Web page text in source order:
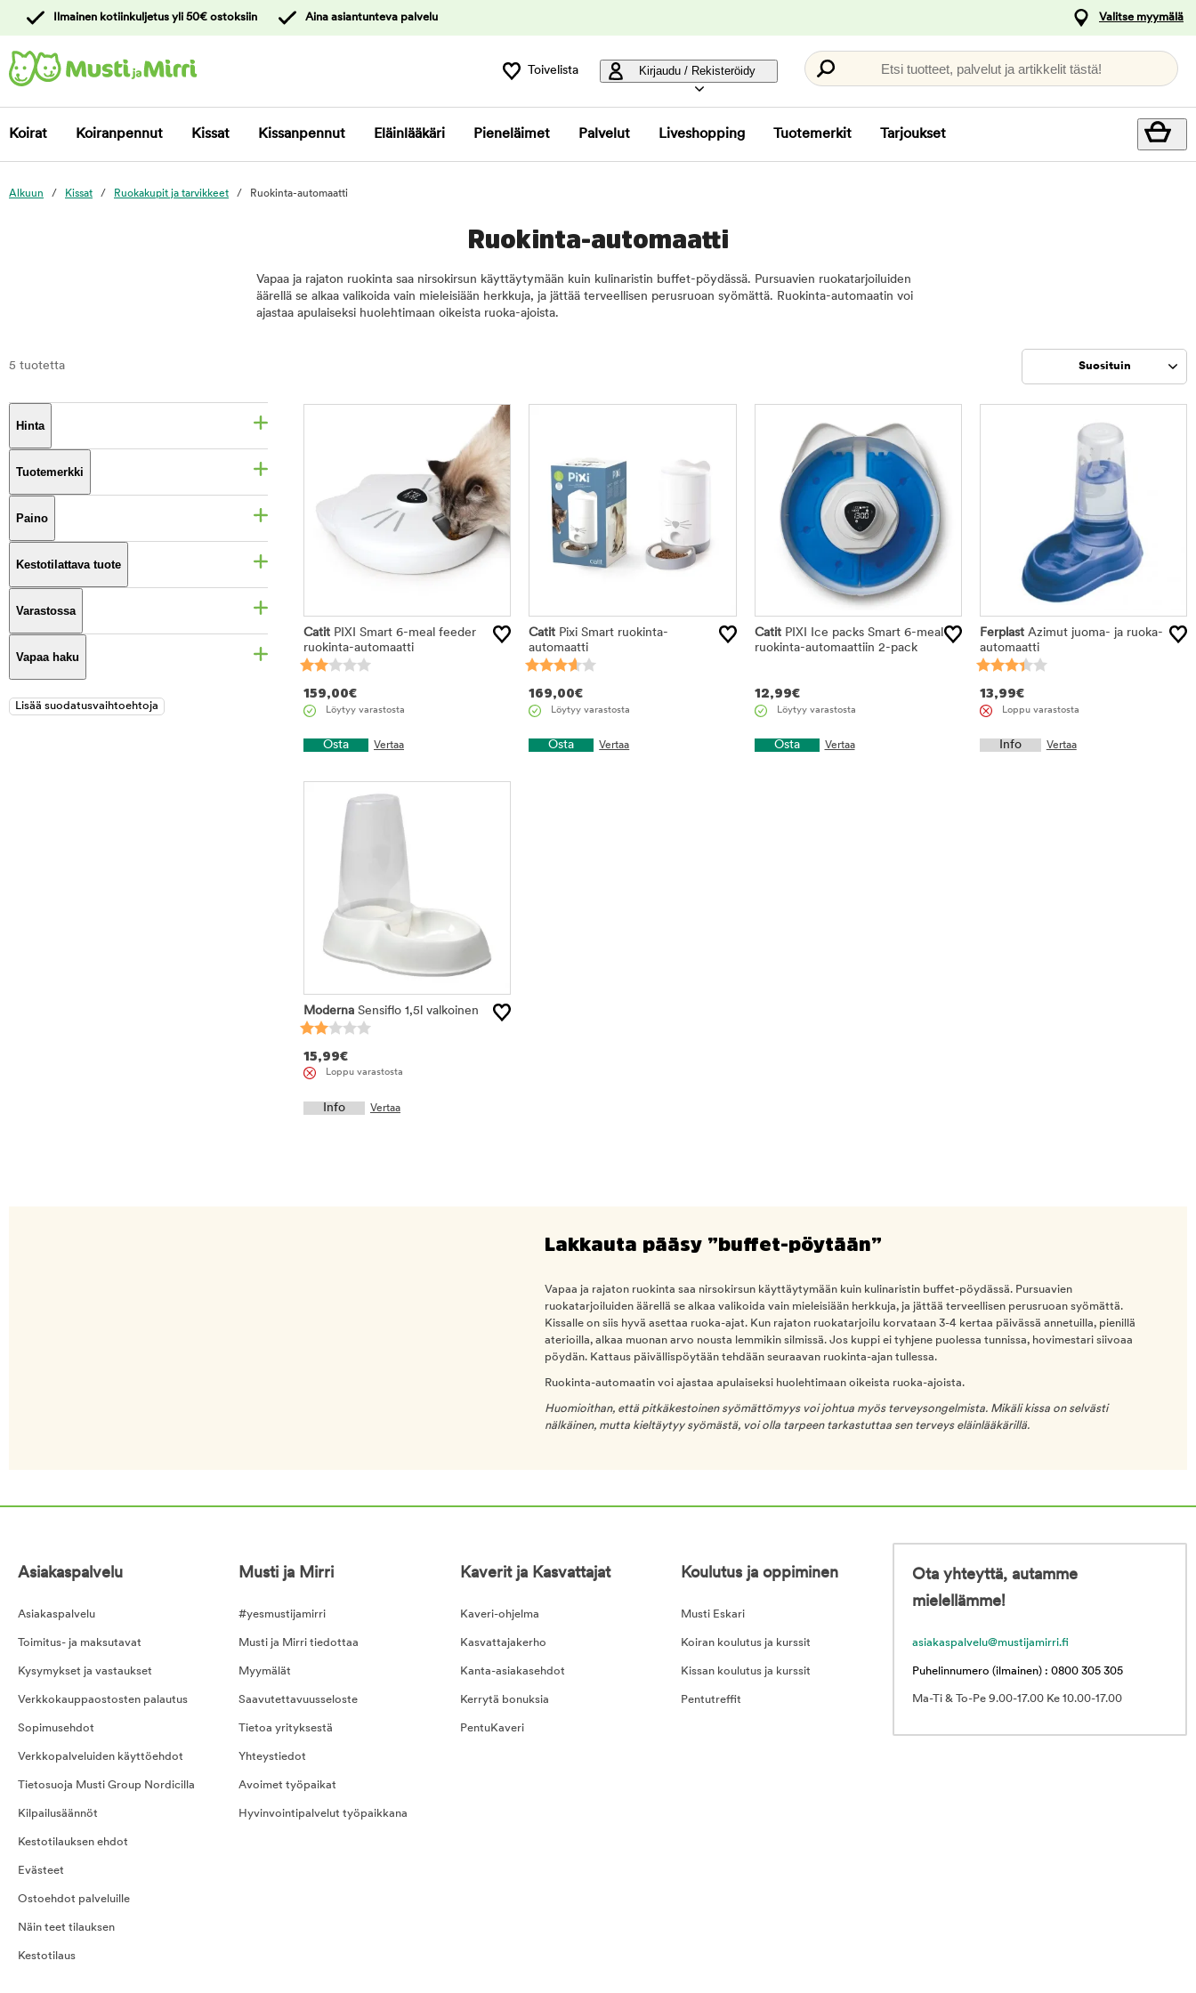
asiakaspalveluun
Ilmainen kotiinkuljetus yli 50€ ostoksiin Aina asiantunteva palvelu Valitse myymälä
Toivelista Kirjaudu / Rekisteröidy Etsi tuotteet, palvelut ja artikkelit tästä!
Koirat Koiranpennut Kissat Kissanpennut Eläinlääkäri Pieneläimet Palvelut Liveshopping Tuotemerkit Tarjoukset
Alkuun Kissat Ruokakupit ja tarvikkeet Ruokinta-automaatti
Ruokinta-automaatti
Vapaa ja rajaton ruokinta saa nirsokirsun käyttäytymään kuin kulinaristin buffet-pöydässä. Pursuavien ruokatarjoiluiden
äärellä se alkaa valikoida vain mieleisiään herkkuja, ja jättää terveellisen perusruoan syömättä. Ruokinta-automaatin voi
ajastaa apulaiseksi huolehtimaan oikeista ruoka-ajoista.
5 tuotetta
Hinta
Tuotemerkki
Paino
Kestotilattava tuote
Varastossa
Vapaa haku
Suosituin
Catit PIXI Smart 6-meal feeder
ruokinta-automaatti
159,00€
Löytyy varastosta
Osta Vertaa
Catit Pixi Smart ruokinta-
automaatti
169,00€
Löytyy varastosta
Osta Vertaa
CatitPIXI Ice packs Smart 6-meal
ruokinta-automaattiin 2-pack
12,99€
Löytyy varastosta
Osta Vertaa
FerplastAzimut juoma- ja ruoka-
automaatti
13,99€
Loppu varastosta
Info Vertaa
Moderna Sensiflo 1,5l valkoinen
15,99€
Loppu varastosta
Info Vertaa
Lakkauta pääsy ”buffet-pöytään”
Vapaa ja rajaton ruokinta saa nirsokirsun käyttäytymään kuin kulinaristin buffet-pöydässä. Pursuavien
ruokatarjoiluiden äärellä se alkaa valikoida vain mieleisiään herkkuja, ja jättää terveellisen perusruoan syömättä.
Kissalle on siis hyvä asettaa ruoka-ajat. Kun rajaton ruokatarjoilu korvataan 3-4 kertaa päivässä annetuilla, pienillä
aterioilla, alkaa muonan arvo nousta lemmikin silmissä. Jos kuppi ei tyhjene puolessa tunnissa, hovimestari siivoaa
pöydän. Kattaus päivällispöytään tehdään seuraavan ruokinta-ajan tullessa.
Ruokinta-automaatin voi ajastaa apulaiseksi huolehtimaan oikeista ruoka-ajoista.
Huomioithan, että pitkäkestoinen syömättömyys voi johtua myös terveysongelmista. Mikäli kissa on selvästi
nälkäinen, mutta kieltäytyy syömästä, voi olla tarpeen tarkastuttaa sen terveys eläinlääkärillä.
Asiakaspalvelu
Asiakaspalvelu
Toimitus- ja maksutavat
Kysymykset ja vastaukset
Verkkokauppaostosten palautus
Sopimusehdot
Verkkopalveluiden käyttöehdot
Tietosuoja Musti Group Nordicilla
Kilpailusäännöt
Kestotilauksen ehdot
Evästeet
Ostoehdot palveluille
Näin teet tilauksen
Kestotilaus
Musti ja Mirri
#yesmustijamirri
Musti ja Mirri tiedottaa
Myymälät
Saavutettavuusseloste
Tietoa yrityksestä
Yhteystiedot
Avoimet työpaikat
Hyvinvointipalvelut työpaikkana
Kaverit ja Kasvattajat
Kaveri-ohjelma
Kasvattajakerho
Kanta-asiakasehdot
Kerrytä bonuksia
PentuKaveri
Koulutus ja oppiminen
Musti Eskari
Koiran koulutus ja kurssit
Kissan koulutus ja kurssit
Pentutreffit
Ota yhteyttä, autamme
mielellämme!
asiakaspalvelu@mustijamirri.fi
Puhelinnumero (ilmainen) : 0800 305 305
Ma-Ti & To-Pe 9.00-17.00 Ke 10.00-17.00